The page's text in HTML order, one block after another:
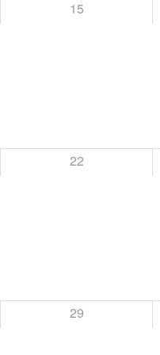
15
22
29